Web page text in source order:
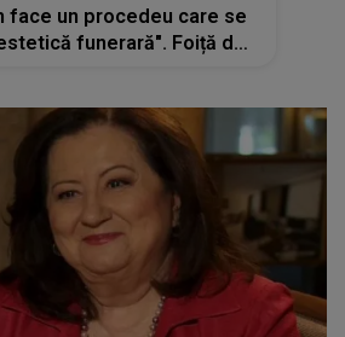
face un procedeu care se
funerară". Foiță de